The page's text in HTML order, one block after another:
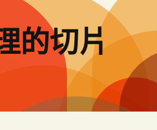
的切片